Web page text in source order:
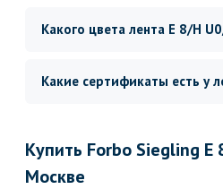
Какого цвета лента E 8/H
Какие сертификаты есть у
Купить Forbo Siegling E
Москве